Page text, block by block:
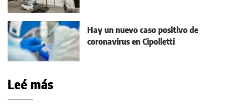
Hay un nuevo caso positivo de
coronavirus en Cipolletti
Leé más